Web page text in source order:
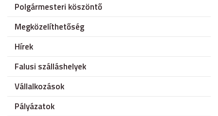
Polgármesteri köszöntő
Megközelíthetőség
Hírek
Falusi szálláshelyek
Vállalkozások
Pályázatok